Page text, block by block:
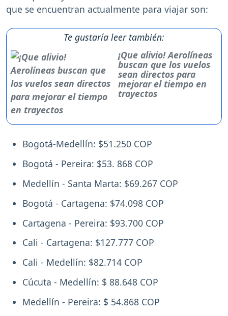
que se encuentran actualmente para viajar son:
Te gustaría leer también:
¡Que alivio! Aerolíneas
buscan que los vuelos
sean directos para
mejorar el tiempo en
trayectos
Bogotá-Medellín: $51.250 COP
Bogotá - Pereira: $53. 868 COP
Medellín - Santa Marta: $69.267 COP
Bogotá - Cartagena: $74.098 COP
Cartagena - Pereira: $93.700 COP
Cali - Cartagena: $127.777 COP
Cali - Medellín: $82.714 COP
Cúcuta - Medellín: $ 88.648 COP
Medellín - Pereira: $ 54.868 COP